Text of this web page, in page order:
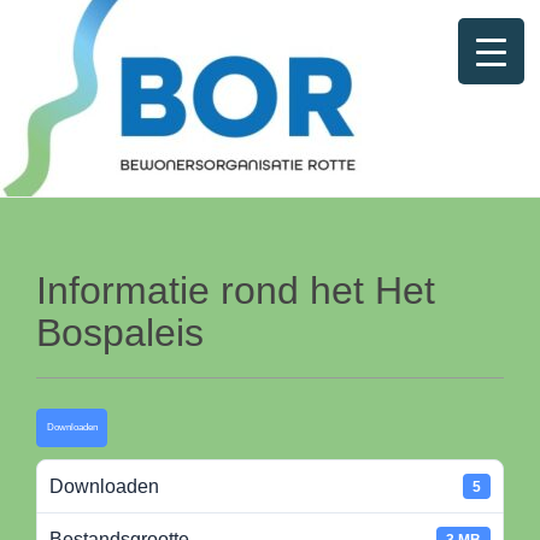
Informatie rond het Het
Bospaleis
Downloaden
Downloaden 5